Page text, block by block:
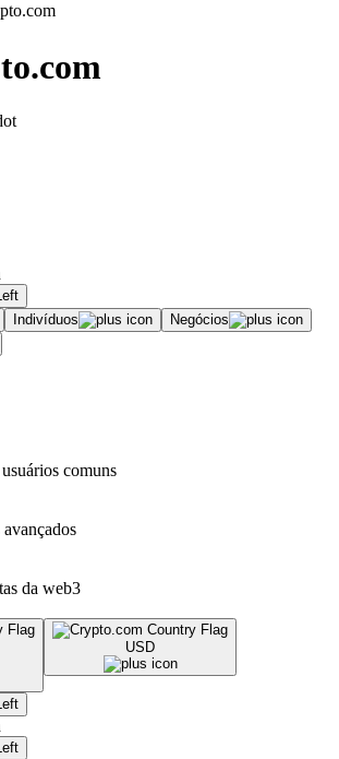
Indivíduos
Negócios
comuns
avançados
da web3
USD